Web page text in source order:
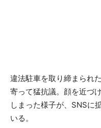
違法駐車を取り締まられ
寄って猛抗議。顔を近づ
しまった様子が、SNSに
いる。